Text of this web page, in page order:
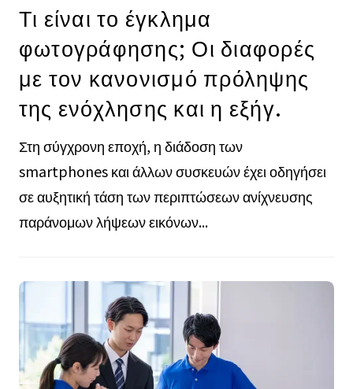
Τι είναι το έγκλημα
φωτογράφησης; Οι διαφορές
με τον κανονισμό πρόληψης
της ενόχλησης και η εξήγ.
Στη σύγχρονη εποχή, η διάδοση των
smartphones και άλλων συσκευών έχει οδηγήσει
σε αυξητική τάση των περιπτώσεων ανίχνευσης
παράνομων λήψεων εικόνων...